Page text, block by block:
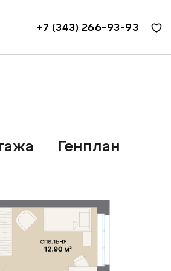
+7 (343) 266-93-93
Генплан